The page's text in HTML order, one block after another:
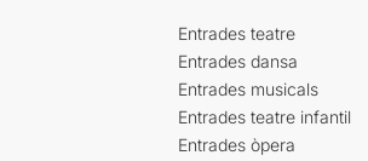
Entrades teatre
Entrades dansa
Entrades musicals
Entrades teatre infantil
Entrades òpera